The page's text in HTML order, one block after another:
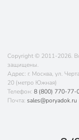
Copyright © 2011-2026.
защищены.
Адрес: г. Москва, ул.
20 (метро Южная)
Телефон: 8 (800) 770-77-
Почта: sales@poryadok.ru